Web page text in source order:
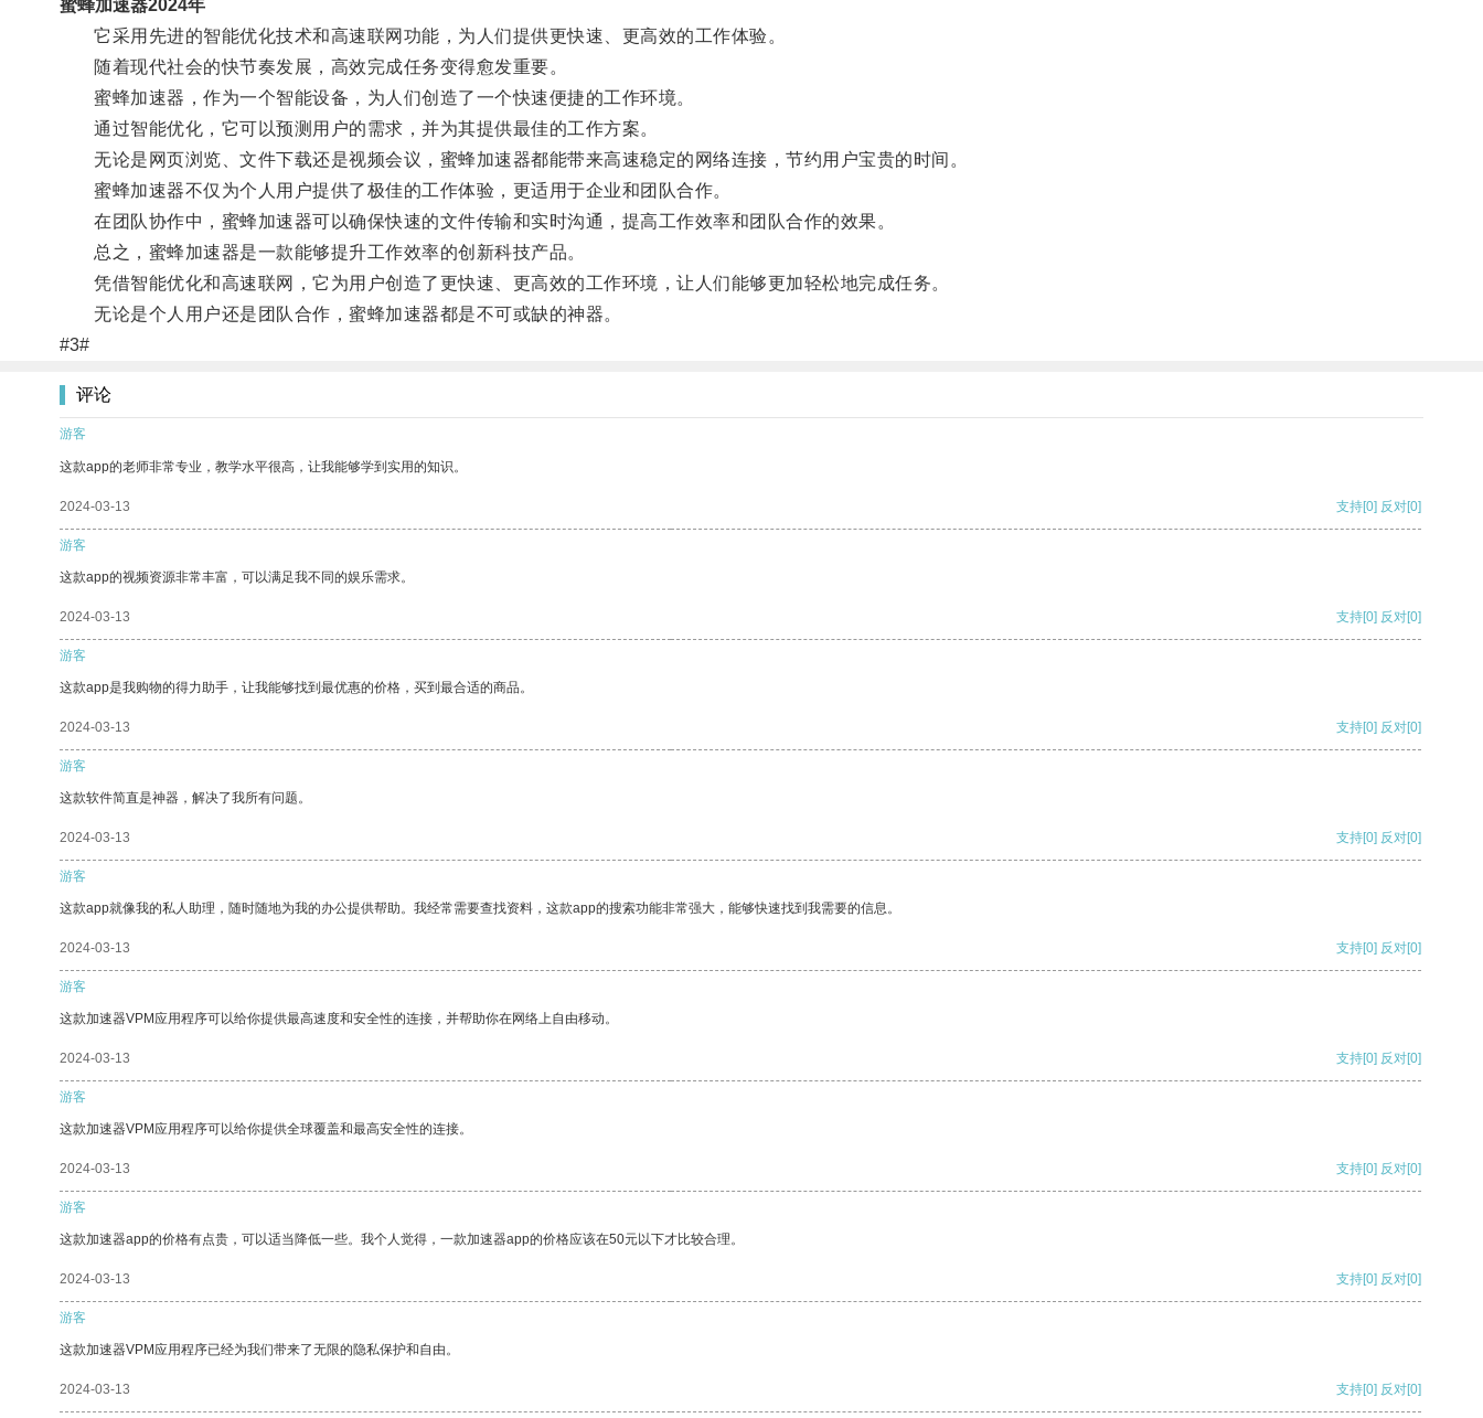
蜜蜂加速器2024年
它采用先进的智能优化技术和高速联网功能，为人们提供更快速、更高效的工作体验。
随着现代社会的快节奏发展，高效完成任务变得愈发重要。
蜜蜂加速器，作为一个智能设备，为人们创造了一个快速便捷的工作环境。
通过智能优化，它可以预测用户的需求，并为其提供最佳的工作方案。
无论是网页浏览、文件下载还是视频会议，蜜蜂加速器都能带来高速稳定的网络连接，节约用户宝贵的时间。
蜜蜂加速器不仅为个人用户提供了极佳的工作体验，更适用于企业和团队合作。
在团队协作中，蜜蜂加速器可以确保快速的文件传输和实时沟通，提高工作效率和团队合作的效果。
总之，蜜蜂加速器是一款能够提升工作效率的创新科技产品。
凭借智能优化和高速联网，它为用户创造了更快速、更高效的工作环境，让人们能够更加轻松地完成任务。
无论是个人用户还是团队合作，蜜蜂加速器都是不可或缺的神器。
#3#
评论
游客
这款app的老师非常专业，教学水平很高，让我能够学到实用的知识。
2024-03-13 支持[0] 反对[0]
游客
这款app的视频资源非常丰富，可以满足我不同的娱乐需求。
2024-03-13 支持[0] 反对[0]
游客
这款app是我购物的得力助手，让我能够找到最优惠的价格，买到最合适的商品。
2024-03-13 支持[0] 反对[0]
游客
这款软件简直是神器，解决了我所有问题。
2024-03-13 支持[0] 反对[0]
游客
这款app就像我的私人助理，随时随地为我的办公提供帮助。我经常需要查找资料，这款app的搜索功能非常强大，能够快速找到我需要的信息。
2024-03-13 支持[0] 反对[0]
游客
这款加速器VPM应用程序可以给你提供最高速度和安全性的连接，并帮助你在网络上自由移动。
2024-03-13 支持[0] 反对[0]
游客
这款加速器VPM应用程序可以给你提供全球覆盖和最高安全性的连接。
2024-03-13 支持[0] 反对[0]
游客
这款加速器app的价格有点贵，可以适当降低一些。我个人觉得，一款加速器app的价格应该在50元以下才比较合理。
2024-03-13 支持[0] 反对[0]
游客
这款加速器VPM应用程序已经为我们带来了无限的隐私保护和自由。
2024-03-13 支持[0] 反对[0]